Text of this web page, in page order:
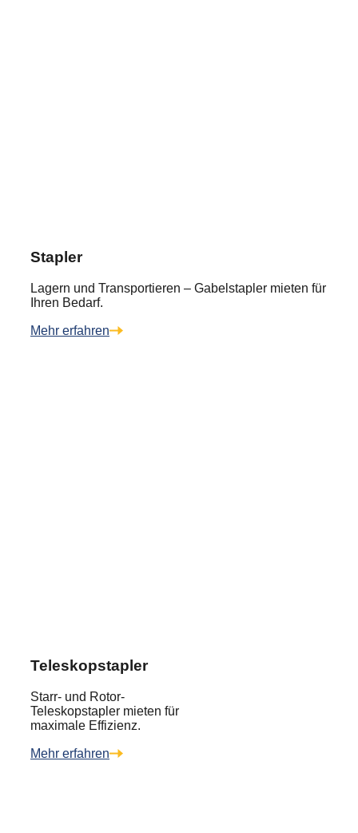
Stapler
Lagern und Transportieren – Gabelstapler mieten für
Ihren Bedarf.
Mehr erfahren
Teleskopstapler
Starr- und Rotor-
Teleskopstapler mieten für
maximale Effizienz.
Mehr erfahren